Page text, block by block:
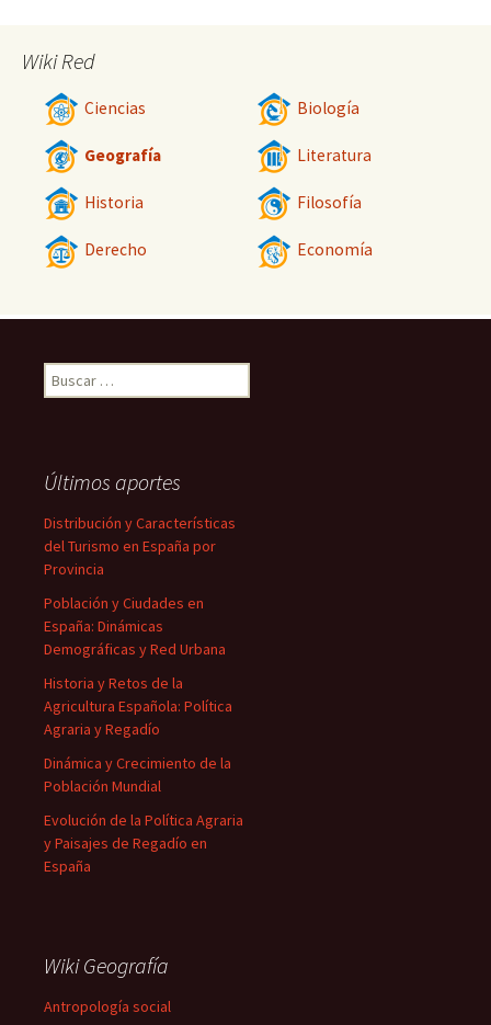
Wiki Red
Ciencias Biología
Geografía Literatura
Historia Filosofía
Derecho Economía
Buscar:
Últimos aportes
Distribución y Características
del Turismo en España por
Provincia
Población y Ciudades en
España: Dinámicas
Demográficas y Red Urbana
Historia y Retos de la
Agricultura Española: Política
Agraria y Regadío
Dinámica y Crecimiento de la
Población Mundial
Evolución de la Política Agraria
y Paisajes de Regadío en
España
Wiki Geografía
Antropología social